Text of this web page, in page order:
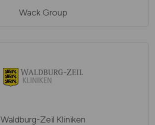
Wack Group
Waldburg-Zeil Kliniken